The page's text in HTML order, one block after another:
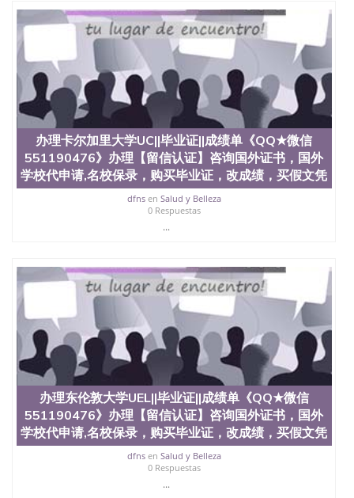
公司专业制作、办理、仿制、成绩单文凭、改成绩、
教育部学历学位认证、毕业证、成绩单、文凭、学历
文凭、假文凭假毕业证假学历书制作、假制作、办
理、仿制学位证书、毕业证文凭、文凭毕业证、毕业
证认证、留服认证、使馆认证、使馆证明、使馆留学
回国人员证明、留学生认证、学历认证、文凭认证学
位认证、留学生学历认证、留学生学位认证、英国文
凭学历、美国文凭学历、澳洲文凭学历、加拿大文凭
学历、新西兰学历认证等q:551190476 微信：
551190476 圣何塞州立大学毕业证（San Jose State
University）圣何塞州立大学毕业证（San Jose State
University）圣何塞州立大学毕业证（San Jose State
University）圣何塞州立大学成绩单（San Jose State
University）圣何塞州立大学成绩单（ San Jose State
University）圣何塞州立大学成绩单（San Jose State
University）成绩单圣何塞州立大学文凭（San Jose
University）圣何塞州立大学（San Jose State
University）圣何塞州立大学（ San Jose State
University）圣何塞州立大学（San Jose State
University）圣何塞州立大学文凭（San Jose State
University）圣何塞州立大学文凭（San Jose State
University）文凭圣何塞州立大学文凭（San Jose
State University）圣何塞州立大学学历（ San Jose
State University）圣何塞州立大学学历（San Jose
State University）圣何塞州立大学学历（San Jose
State University）圣 塞州立大学学历（San Jose
State University）圣何塞州立大学（San Jose State
University）圣何塞州立大学（San Jose State
University）圣何塞州立大学（San Jose State
University）圣何塞州立大学（San Jose State
University）圣何塞州立大学学位证（San Jose State
University）圣何塞州立大学学位证（San Jose State
办理卡尔加里大学UC||毕业证||成绩单《QQ★微信
551190476》办理【留信认证】咨询国外证书，国外
学校代申请,名校保录，购买毕业证，改成绩，买假文凭
dfnsen Salud y Belleza
0 Respuestas
...
办理东伦敦大学UEL||毕业证||成绩单《QQ★微信
551190476》办理【留信认证】咨询国外证书，国外
学校代申请,名校保录，购买毕业证，改成绩，买假文凭
dfnsen Salud y Belleza
0 Respuestas
...